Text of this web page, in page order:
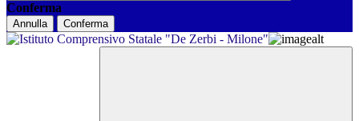
Conferma
Annulla Conferma